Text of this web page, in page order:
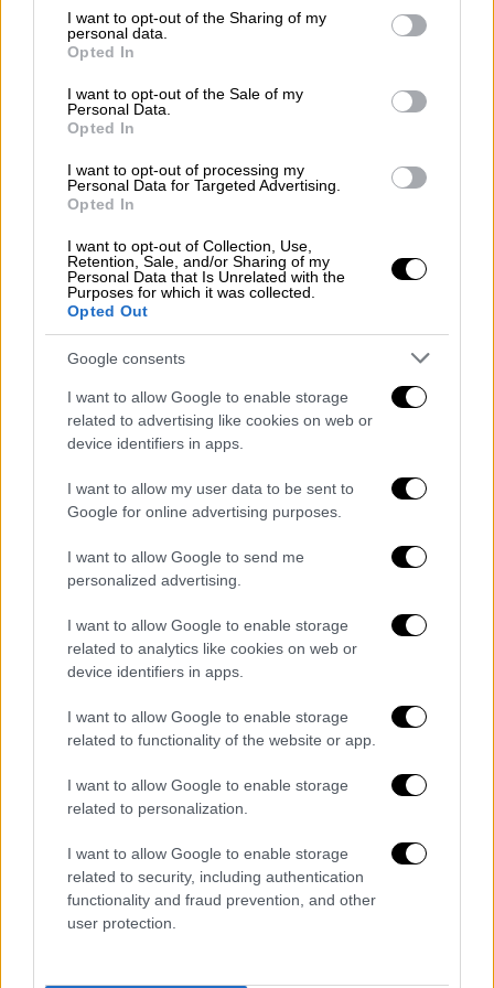
not limited to your visit or usage behaviour. You may click to
grant or deny consent to Google and its third-party tags to
use your data for below specified purposes in below Google
consent section.
I want to opt-out of the Sharing of my
personal data.
Opted In
I want to opt-out of the Sale of my
Personal Data.
Opted In
I want to opt-out of processing my
Personal Data for Targeted Advertising.
Opted In
I want to opt-out of Collection, Use,
Retention, Sale, and/or Sharing of my
Personal Data that Is Unrelated with the
Purposes for which it was collected.
Opted Out
Google consents
I want to allow Google to enable storage
related to advertising like cookies on web or
device identifiers in apps.
I want to allow my user data to be sent to
Google for online advertising purposes.
I want to allow Google to send me
personalized advertising.
I want to allow Google to enable storage
related to analytics like cookies on web or
device identifiers in apps.
I want to allow Google to enable storage
related to functionality of the website or app.
I want to allow Google to enable storage
related to personalization.
I want to allow Google to enable storage
related to security, including authentication
functionality and fraud prevention, and other
user protection.
δημοσιονομικών κανόνων προκειμένου να
μετασχηματιστεί η οικονομία μας, έτσι ώστε
να είναι βιώσιμη και να ανταποκρίνεται στις
ελπίδες των πολιτών μας».
«Η λύση δεν μπορεί να είναι μια από
τα ίδια» - Την Πέμπτη 8 Φεβρουάριου
Ο Ευρωβουλευτής σε δήλωση του, επίσης,
επισημαίνει «πριν λίγο, προσχώρησα στην
ομάδα των Πρασίνων στην Ευρωβουλή,
ενόψει και των ερχόμενων εκλογών του
Ιουνίου για το Ευρωπαϊκό Κοινοβούλιο.
Τους ευχαριστώ πολύ για την εμπιστοσύνη
τους και δεσμεύομαι πως θα δώσω αυτόν
τον αγώνα με όλες μου τις δυνάμεις.Σε έναν
κόσμο που γεννάειαλλεπάλληλες κρίσεις
δεν μπορούμε να συνεχίσουμε στο ίδιο
μοντέλοκαι ναπεριμένουμε διαφορετικά
αποτελέσματα. Ούτε επιτρέπεται κάθε κρίση
να γίνεται ευκαιρία για πολύ λίγους και
κατάρα για όλους τους υπόλοιπους. Είμαστε
ενάντια στο οικονομικό δόγμα του χθες που
έχει καταρρακώσει και την κοινωνία και την
φύση».
Η Πράσινη πολιτική θέλει να αλλάξει το
σύστημα. Επαναφέρει ως κεντρική την
στις υποδομές, στη στέγη, στην υγεία, στην
παιδεία, στο νερό, στις πλατείες, στην
πρόσβαση στον καθαρό αέρα και υγιεινή